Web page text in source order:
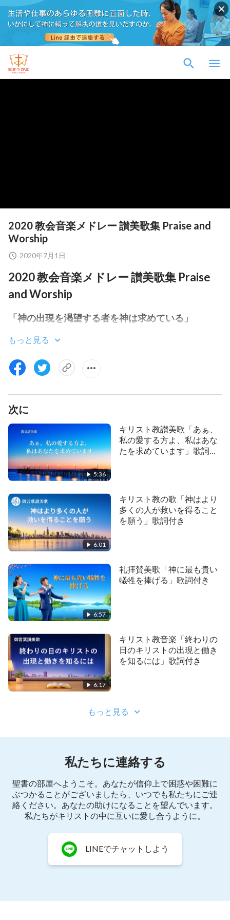
2020 教会音楽メドレー 讃美歌集 Praise and
Worship
2020年7月1日
2020 教会音楽メドレー 讃美歌集 Praise
and Worship
「神の出現を渇望する者を神は求めている」
「観念や想像は決して神を知る助けにならない」
「神によって完全にされるために宗教観念を捨て去
りなさい」
「聖霊の新しい業に従い神の賞賛を得る」
「『真理の道』を追い求めるための原則」
「神の業は常に新しく決して古くならない」
「あなたは神の現在の働きに従うのか」
「国籍と民族の観念を打ち破り神の現れを求めよ」
「今日の真理はそれを慕い求める者に与えられる」
「真理を受け入れる者だけが神の声を聞くことがで
きる」
「神の新しい業を受け入れる者は祝福される」
「終わりの日に神は異邦人の間でより偉大で新しい
働きをなした」
もっと見る
次に
5:36
キリスト教讃美歌「あぁ、
私の愛する方よ、私はあな
たを求めています」歌詞付
6:01
キリスト教の歌「神はより
多くの人が救いを得ること
を願う」歌詞付き
6:57
礼拝賛美歌「神に最も貴い
犠牲を捧げる」歌詞付き
6:17
キリスト教音楽「終わりの
日のキリストの出現と働き
を知るには」歌詞付き
もっと見る
私たちに連絡する
聖書の部屋へようこそ。あなたが信仰上で困惑や困難に
ぶつかることがございましたら、いつでも私たちにご連
絡ください。あなたの助けになることを望んでいます。
私たちがキリストの中に互いに愛し合うように。
LINEでチャットしよう